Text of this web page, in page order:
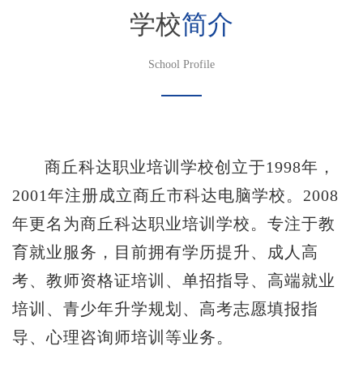
学校简介
School Profile
商丘科达职业培训学校创立于1998年，
2001年注册成立商丘市科达电脑学校。2008
年更名为商丘科达职业培训学校。专注于教
育就业服务，目前拥有学历提升、成人高
考、教师资格证培训、单招指导、高端就业
培训、青少年升学规划、高考志愿填报指
导、心理咨询师培训等业务。